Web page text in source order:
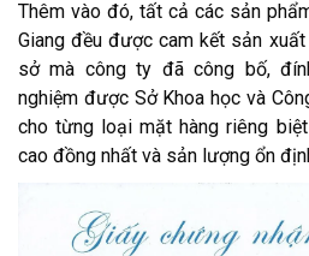
Thêm vào đó, tất cả các sản
Giang đều được cam kết sản
sở mà công ty đã công bố,
nghiệm được Sở Khoa học và
cho từng loại mặt hàng riêng
cao đồng nhất và sản lượng ổn